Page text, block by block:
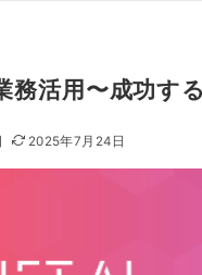
務活用〜成功す
2025年7月24日